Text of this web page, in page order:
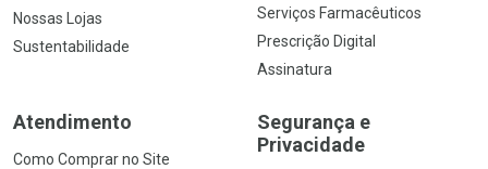
Nossas Lojas
Sustentabilidade
Serviços Farmacêuticos
Prescrição Digital
Assinatura
Atendimento
Como Comprar no Site
Segurança e
Privacidade